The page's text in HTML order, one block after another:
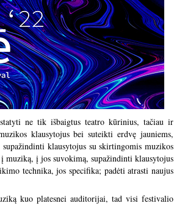
ne tik išbaigtus teatro kūrinius, tačiau ir
klausytojus bei suteikti erdvę jauniems,
klausytojus su skirtingomis muzikos
į jos suvokimą, supažindinti klausytojus
technika, jos specifika; padėti atrasti naujus
kuo platesnei auditorijai, tad visi festivalio